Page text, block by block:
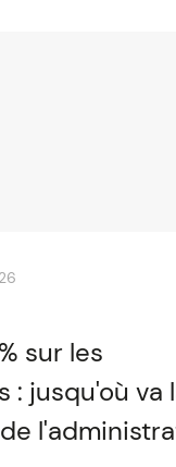
sur les
: jusqu'où va